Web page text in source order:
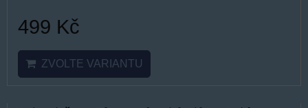
499 Kč
ZVOLTE VARIANTU